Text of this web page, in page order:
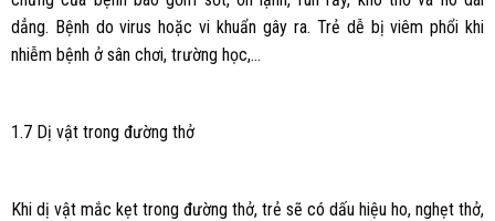
dẳng. Bệnh do virus hoặc vi khuẩn gây ra. Trẻ dễ bị viêm phổi khi
nhiễm bệnh ở sân chơi, trường học,…
1.7 Dị vật trong đường thở
Khi dị vật mắc kẹt trong đường thở, trẻ sẽ có dấu hiệu ho, nghẹt thở,